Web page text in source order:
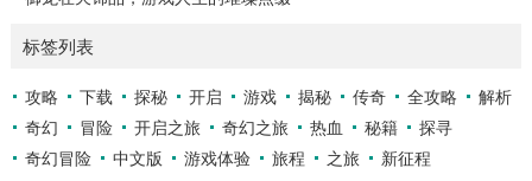
标签列表
攻略 下载 探秘 开启 游戏 揭秘 传奇 全攻略
解析
奇幻
冒险 开启之旅 奇幻之旅 热血 秘籍
探寻
奇幻冒险
中文版 游戏体验 旅程 之旅
新征程